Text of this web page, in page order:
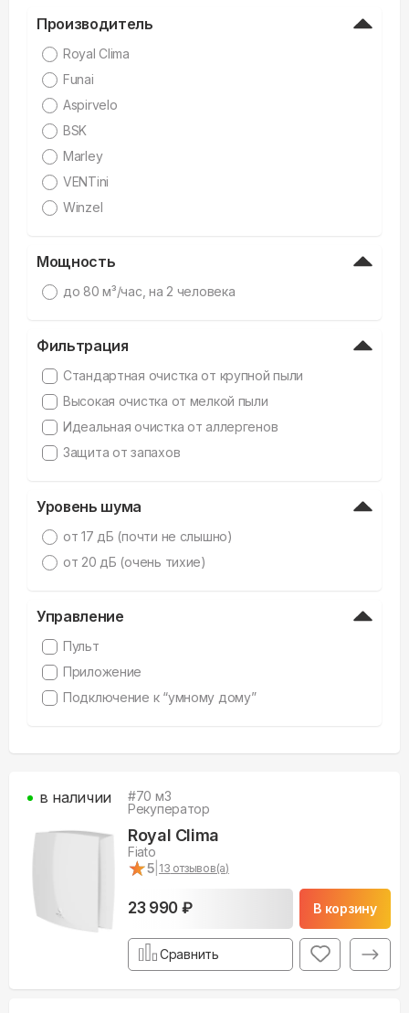
Производитель
Royal Clima
Funai
Aspirvelo
BSK
Marley
VENTini
Winzel
Мощность
дo 80 м³/час, на 2 человека
Фильтрация
Стандартная очистка от крупной пыли
Высокая очистка от мелкой пыли
Идеальная очистка от аллергенов
Защита от запахов
Уровень шума
от 17 дБ (почти не слышно)
от 20 дБ (очень тихие)
Управление
Пульт
Приложение
Подключение к “умному дому”
#70 м3
Рекуператор
Royal Clima
Fiato
★
★5 13 отзывов(а)
23 990 ₽ В корзину
в наличии
Сравнить